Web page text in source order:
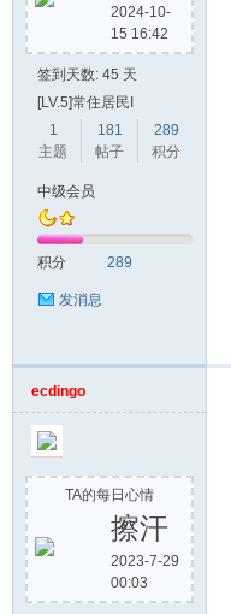
堂
单
2024-10-
15 16:42
签到天数: 45 天
[LV.5]常住居民I
1
主题
181
帖子
289
积分
中级会员
积分 289
发消息
ecdingo
TA的每日心情
擦汗
2023-7-29
00:03